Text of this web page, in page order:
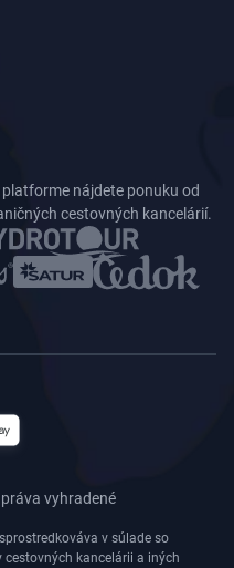
nájdete ponuku od
cestovných kancelárií.
vyhradené
v súlade so
kancelárii a iných